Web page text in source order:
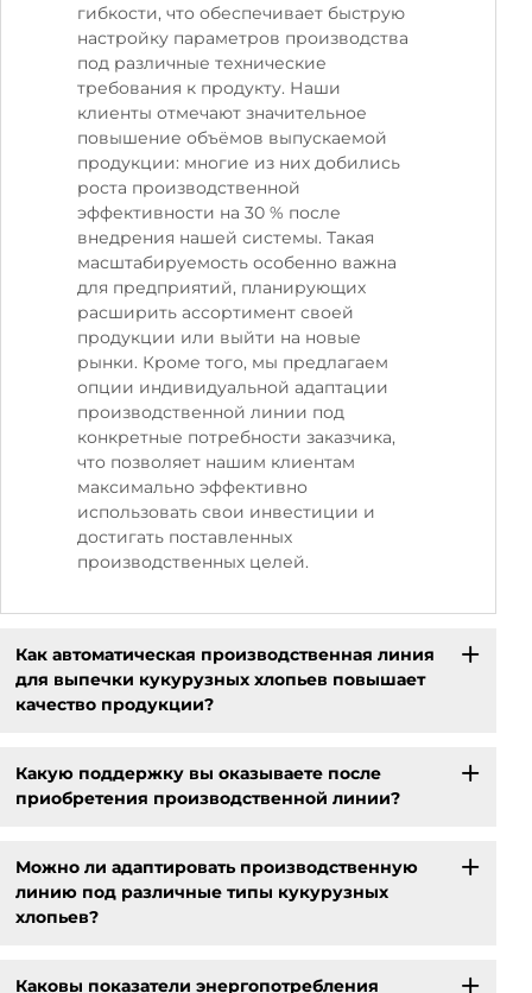
гибкости, что обеспечивает быструю
настройку параметров производства
под различные технические
требования к продукту. Наши
клиенты отмечают значительное
повышение объёмов выпускаемой
продукции: многие из них добились
роста производственной
эффективности на 30 % после
внедрения нашей системы. Такая
масштабируемость особенно важна
для предприятий, планирующих
расширить ассортимент своей
продукции или выйти на новые
рынки. Кроме того, мы предлагаем
опции индивидуальной адаптации
производственной линии под
конкретные потребности заказчика,
что позволяет нашим клиентам
максимально эффективно
использовать свои инвестиции и
достигать поставленных
производственных целей.
Как автоматическая производственная линия
для выпечки кукурузных хлопьев повышает
качество продукции?
Какую поддержку вы оказываете после
приобретения производственной линии?
Можно ли адаптировать производственную
линию под различные типы кукурузных
хлопьев?
Каковы показатели энергопотребления